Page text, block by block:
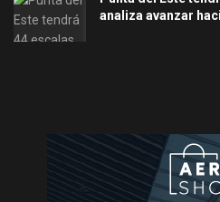
analiza avanzar